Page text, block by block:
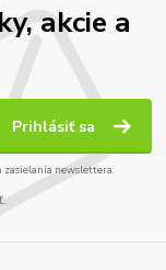
akcie a
Prihlásiť sa
zasielania newslettera.